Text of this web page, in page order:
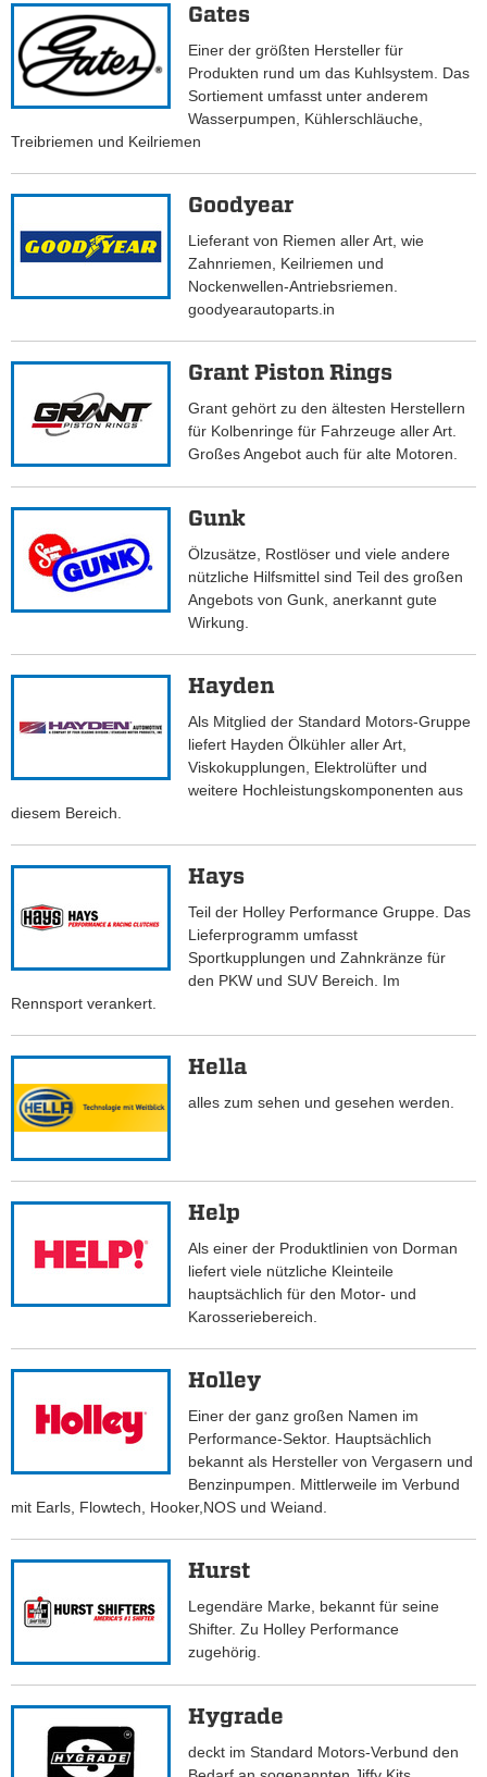
Gates
Einer der größten Hersteller für
Produkten rund um das Kuhlsystem. Das
Sortiement umfasst unter anderem
Wasserpumpen, Kühlerschläuche,
Treibriemen und Keilriemen
Goodyear
Lieferant von Riemen aller Art, wie
Zahnriemen, Keilriemen und
Nockenwellen-Antriebsriemen.
goodyearautoparts.in
Grant Piston Rings
Grant gehört zu den ältesten Herstellern
für Kolbenringe für Fahrzeuge aller Art.
Großes Angebot auch für alte Motoren.
Gunk
Ölzusätze, Rostlöser und viele andere
nützliche Hilfsmittel sind Teil des großen
Angebots von Gunk, anerkannt gute
Wirkung.
Hayden
Als Mitglied der Standard Motors-Gruppe
liefert Hayden Ölkühler aller Art,
Viskokupplungen, Elektrolüfter und
weitere Hochleistungskomponenten aus
diesem Bereich.
Hays
Teil der Holley Performance Gruppe. Das
Lieferprogramm umfasst
Sportkupplungen und Zahnkränze für
den PKW und SUV Bereich. Im
Rennsport verankert.
Hella
alles zum sehen und gesehen werden.
Help
Als einer der Produktlinien von Dorman
liefert viele nützliche Kleinteile
hauptsächlich für den Motor- und
Karosseriebereich.
Holley
Einer der ganz großen Namen im
Performance-Sektor. Hauptsächlich
bekannt als Hersteller von Vergasern und
Benzinpumpen. Mittlerweile im Verbund
mit Earls, Flowtech, Hooker,NOS und Weiand.
Hurst
Legendäre Marke, bekannt für seine
Shifter. Zu Holley Performance
zugehörig.
Hygrade
deckt im Standard Motors-Verbund den